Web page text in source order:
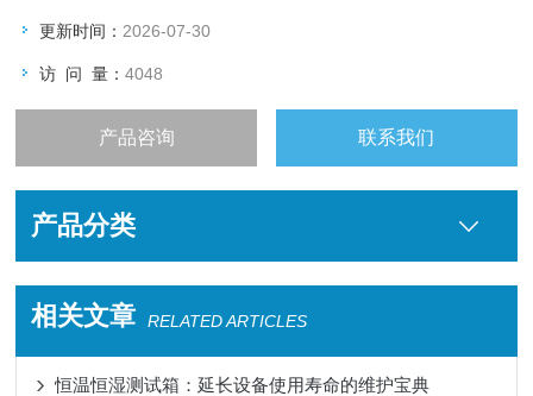
更新时间： 2026-07-30
访 问 量：4048
产品咨询 联系我们
产品分类
相关文章 RELATED ARTICLES
恒温恒湿测试箱：延长设备使用寿命的维护宝典